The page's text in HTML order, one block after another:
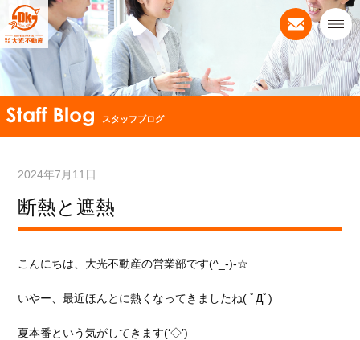
スタッフブログ
2024年7月11日
断熱と遮熱
こんにちは、大光不動産の営業部です(^_-)-☆
いやー、最近ほんとに熱くなってきましたね( ﾟДﾟ)
夏本番という気がしてきます(‘◇’)ゞ